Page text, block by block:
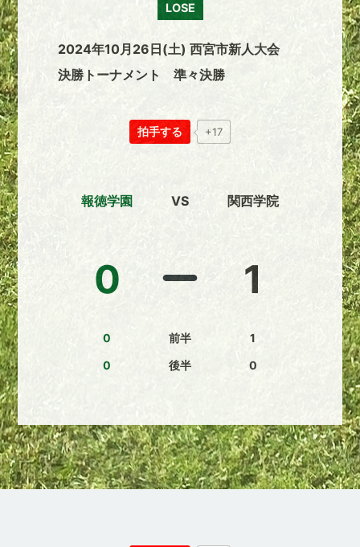
LOSE
2024年10月26日(土) 西宮市新人大会
決勝トーナメント 準々決勝
拍手する +17
報徳学園
0
0
0
VS
前半
後半
関西学院
1
1
0